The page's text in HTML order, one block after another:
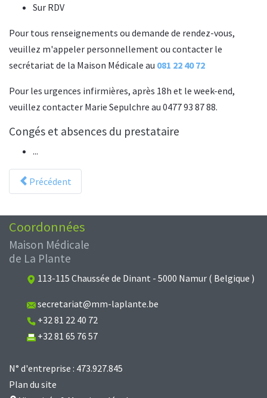
Sur RDV
Pour tous renseignements ou demande de rendez-vous,
veuillez m'appeler personnellement ou contacter le
secrétariat de la Maison Médicale au 081 22 40 72
Pour les urgences infirmières, après 18h et le week-end,
veuillez contacter Marie Sepulchre au 0477 93 87 88.
Congés et absences du prestataire
...
Précédent
Coordonnées
Maison Médicale
de La Plante
113-115 Chaussée de Dinant - 5000 Namur ( Belgique )
secretariat@mm-laplante.be
+32 81 22 40 72
+32 81 65 76 57
N° d'entreprise : 473.927.845
Plan du site